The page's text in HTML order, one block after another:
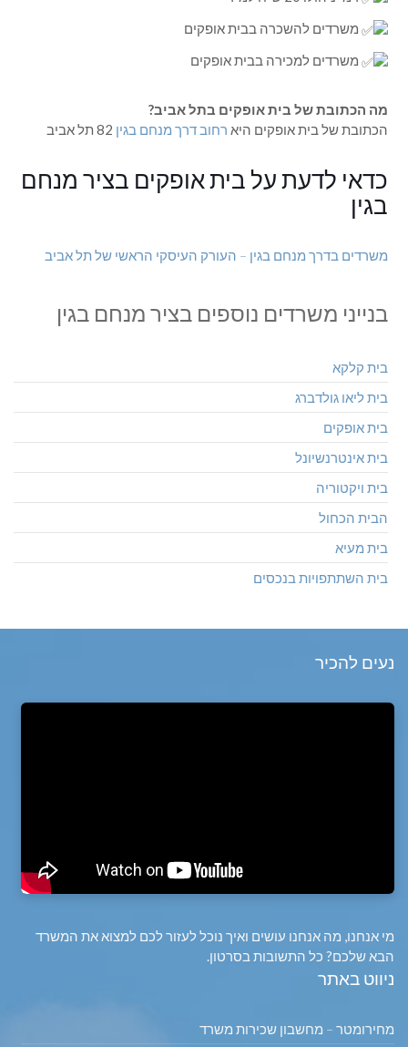
משרדים להשכרה בבית אופקים
משרדים למכירה בבית אופקים
מה הכתובת של בית אופקים בתל אביב?
הכתובת של בית אופקים היא רחוב דרך מנחם בגין
כדאי לדעת על בית אופקים בציר מנחם
בגין
משרדים בדרך מנחם בגין – העורק העיסקי הראשי של תל אביב
בנייני משרדים נוספים בציר מנחם בגין
בית קלקא
בית ליאו גולדברג
בית אופקים
בית אינטרנשיונל
בית ויקטוריה
הבית הכחול
בית מעיא
בית השתתפויות בנכסים
נעים להכיר
מי אנחנו, מה אנחנו עושים ואיך נוכל לעזור לכם למצוא את המשרד
הבא שלכם? כל התשובות בסרטון.
ניווט באתר
מחירומטר – מחשבון שכירות משרד